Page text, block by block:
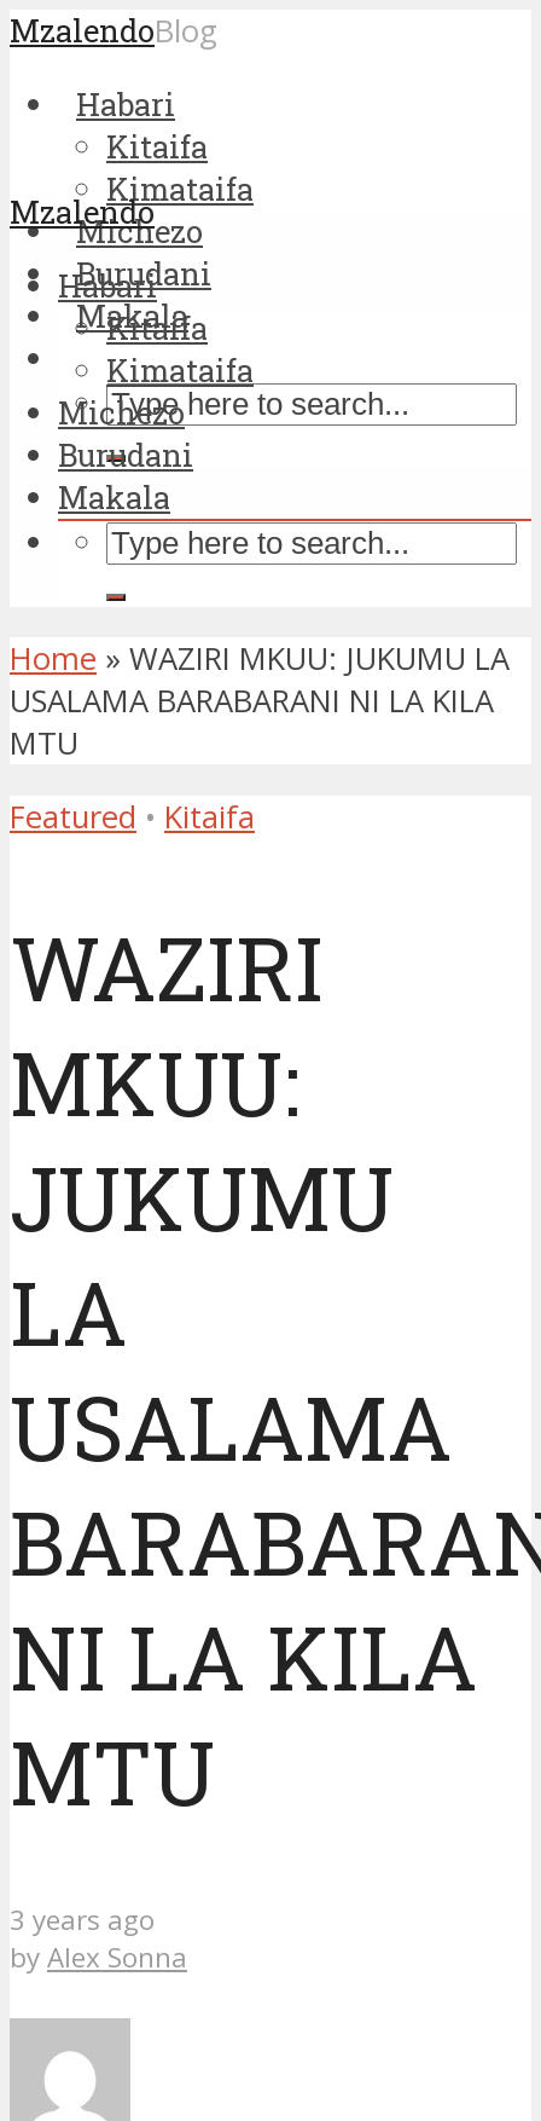
MzalendoBlog
Habari
Kitaifa
Kimataifa
Michezo
Burudani
Makala
Mzalendo
Habari
Kitaifa
Kimataifa
Michezo
Burudani
Makala
Home » WAZIRI MKUU: JUKUMU LA
USALAMA BARABARANI NI LA KILA
MTU
Featured • Kitaifa
WAZIRI
MKUU:
JUKUMU
LA
USALAMA
NI LA KILA
MTU
3 years ago
byAlex Sonna